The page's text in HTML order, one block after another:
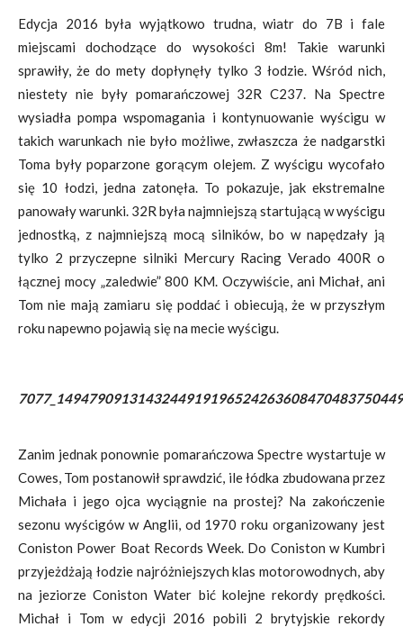
Edycja 2016 była wyjątkowo trudna, wiatr do 7B i fale
miejscami dochodzące do wysokości 8m! Takie warunki
sprawiły, że do mety dopłynęły tylko 3 łodzie. Wśród nich,
niestety nie były pomarańczowej 32R C237. Na Spectre
wysiadła pompa wspomagania i kontynuowanie wyścigu w
takich warunkach nie było możliwe, zwłaszcza że nadgarstki
Toma były poparzone gorącym olejem. Z wyścigu wycofało
się 10 łodzi, jedna zatonęła. To pokazuje, jak ekstremalne
panowały warunki. 32R była najmniejszą startującą w wyścigu
jednostką, z najmniejszą mocą silników, bo w napędzały ją
tylko 2 przyczepne silniki Mercury Racing Verado 400R o
łącznej mocy „zaledwie” 800 KM. Oczywiście, ani Michał, ani
Tom nie mają zamiaru się poddać i obiecują, że w przyszłym
roku napewno pojawią się na mecie wyścigu.
Zanim jednak ponownie pomarańczowa Spectre wystartuje w
Cowes, Tom postanowił sprawdzić, ile łódka zbudowana przez
Michała i jego ojca wyciągnie na prostej? Na zakończenie
sezonu wyścigów w Anglii, od 1970 roku organizowany jest
Coniston Power Boat Records Week. Do Coniston w Kumbri
przyjeżdżają łodzie najróżniejszych klas motorowodnych, aby
na jeziorze Coniston Water bić kolejne rekordy prędkości.
Michał i Tom w edycji 2016 pobili 2 brytyjskie rekordy